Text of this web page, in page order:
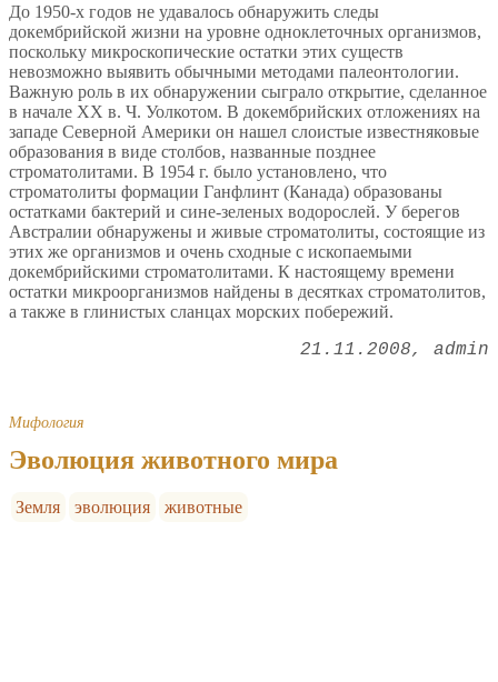
До 1950-х годов не удавалось обнаружить следы
докембрийской жизни на уровне одноклеточных организмов,
поскольку микроскопические остатки этих существ
невозможно выявить обычными методами палеонтологии.
Важную роль в их обнаружении сыграло открытие, сделанное
в начале XX в. Ч. Уолкотом. В докембрийских отложениях на
западе Северной Америки он нашел слоистые известняковые
образования в виде столбов, названные позднее
строматолитами. В 1954 г. было установлено, что
строматолиты формации Ганфлинт (Канада) образованы
остатками бактерий и сине-зеленых водорослей. У берегов
Австралии обнаружены и живые строматолиты, состоящие из
этих же организмов и очень сходные с ископаемыми
докембрийскими строматолитами. К настоящему времени
остатки микроорганизмов найдены в десятках строматолитов,
а также в глинистых сланцах морских побережий.
21.11.2008 admin
Мифология
Эволюция животного мира
Земля эволюция животные